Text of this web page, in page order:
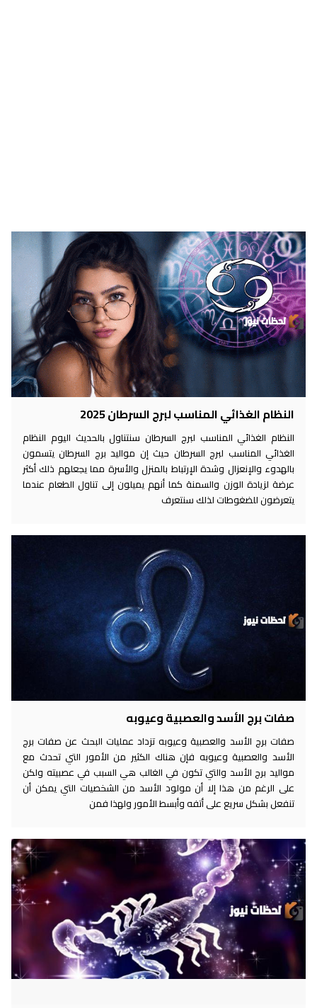
النظام الغذائي المناسب لبرج السرطان 2025
النظام الغذائي المناسب لبرج السرطان سنتناول بالحديث اليوم النظام
الغذائي المناسب لبرج السرطان حيث إن مواليد برج السرطان يتسمون
بالهدوء والإنعزال وشدة الإرتباط بالمنزل والأسرة مما يجعلهم ذلك أكثر
عرضة لزيادة الوزن والسمنة كما أنهم يميلون إلى تناول الطعام عندما
يتعرضون للضغوطات لذلك سنتعرف
صفات برج الأسد والعصبية وعيوبه
صفات برج الأسد والعصبية وعيوبه تزداد عمليات البحث عن صفات برج
الأسد والعصبية وعيوبه فإن هناك الكثير من الأمور التي تحدث مع
مواليد برج الأسد والتي تكون في الغالب هي السبب في عصبيته ولكن
على الرغم من هذا إلا أن مولود الأسد من الشخصيات التي يمكن أن
تنفعل بشكل سريع على أتفه وأبسط الأمور ولهذا فمن